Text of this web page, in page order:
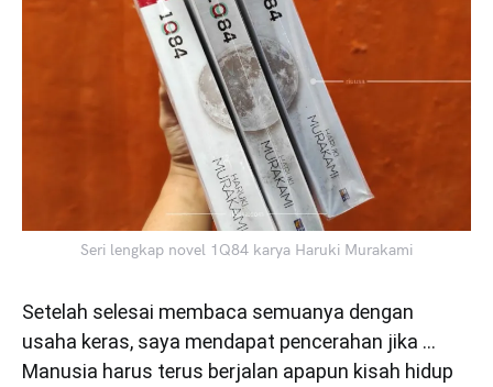
Seri lengkap novel 1Q84 karya Haruki Murakami
Setelah selesai membaca semuanya dengan
usaha keras, saya mendapat pencerahan jika …
Manusia harus terus berjalan apapun kisah hidup